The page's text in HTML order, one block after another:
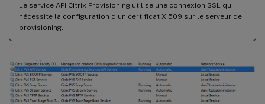
Le service API Citrix Provisioning utilise une connexion SSL qui
nécessite la configuration d’un certificat X.509 sur le serveur de
provisioning.